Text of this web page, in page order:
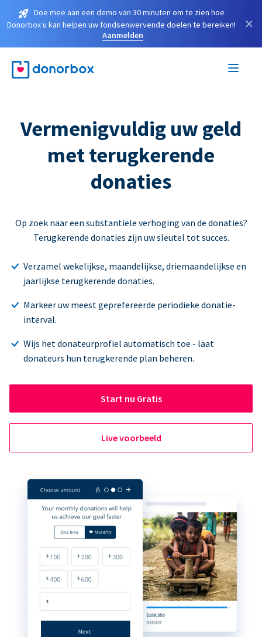
Doe mee aan een demo van 30 minuten om te zien hoe
Donorbox u kan helpen uw fondsenwervende doelen te bereiken!
Aanmelden
×
Vermenigvuldig uw geld
met terugkerende
donaties
Op zoek naar een substantiële verhoging van de donaties?
Terugkerende donaties zijn uw sleutel tot succes.
Verzamel wekelijkse, maandelijkse, driemaandelijkse en
jaarlijkse terugkerende donaties.
Markeer uw meest geprefereerde periodieke donatie-
interval.
Wijs het donateurprofiel automatisch toe - laat
donateurs hun terugkerende plan beheren.
Start nu Gratis
Live voorbeeld